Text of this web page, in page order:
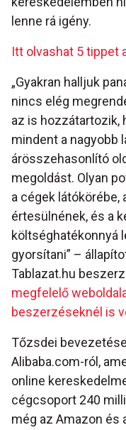
lenne rá igény.
Itt olvashat 5 tippet
„Gyakran halljuk
nincs elég
az is hozzátartozik,
mindent a nagyobb
árösszehasonlító
megoldást. Olyan
a cégek
értesülnének, és a
költséghatékonnyá
gyorsítani” –
Tablazat.hu
megfelelő
beszerzéseknél is
Tőzsdei
Alibaba.com-ról,
online
cégcsoport 240
még az Amazon és